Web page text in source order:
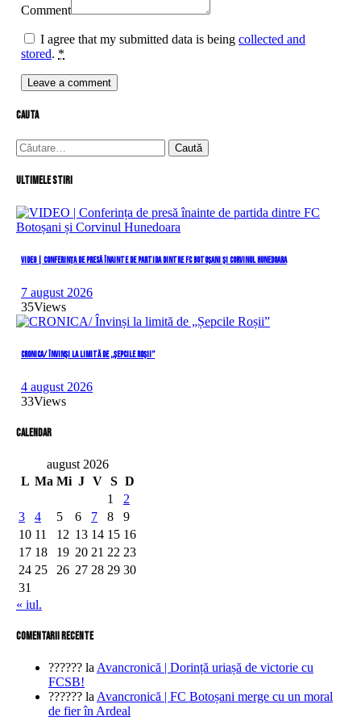
Comment
I agree that my submitted data is being collected and
stored. *
cauta
Caută
după:
Ultimele stiri
VIDEO | Conferința de presă înainte de partida dintre FC Botoșani și Corvinul Hunedoara
7 august 2026
35Views
CRONICA/ Învinși la limită de „Șepcile Roșii”
4 august 2026
33Views
Calendar
august 2026
L Ma Mi J V S D
1
2
3
4 5 6 7 8
9
10 11 12 13 14 15 16
17 18 19 20 21 22 23
24 25 26 27 28 29 30
31
« iul.
comentarii recente
?????? la Avancronică | Dorință uriașă de victorie cu
FCSB!
?????? la Avancronică | FC Botoșani merge cu un moral
de fier în Ardeal